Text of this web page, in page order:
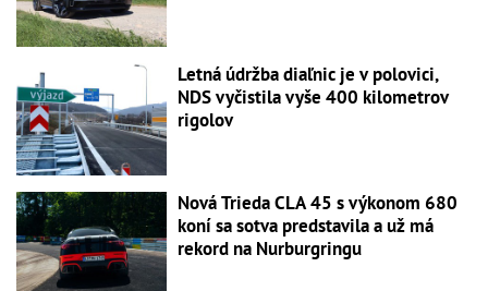
Letná údržba diaľnic je v polovici,
NDS vyčistila vyše 400 kilometrov
rigolov
Nová Trieda CLA 45 s výkonom 680
koní sa sotva predstavila a už má
rekord na Nurburgringu